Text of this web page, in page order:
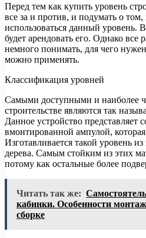
Перед тем как купить уровень
все за и против, и подумать о том,
использоваться данный уровень.
будет арендовать его. Однако все
немного понимать, для чего
можно применять.
Классификация уровней
Самыми доступными и наиболее
строительстве являются так
Данное устройство представляет
вмонтированной ампулой,
Изготавливается такой уровень
дерева. Самым стойким из этих
потому как остальные более
Читать так же:
кабинки. Особенности
сборке